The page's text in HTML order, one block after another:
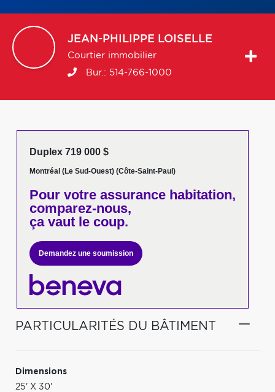
JEAN-PHILIPPE LOISELLE
Courtier immobilier
Bur.: 514-766-1000
Duplex 719 000 $
Montréal (Le Sud-Ouest) (Côte-Saint-Paul)
Pour votreassurance habitation,
comparez-nous,
ça vaut le coup.
Demandez une soumission
PARTICULARITÉS DU BÂTIMENT
Dimensions
25' X 30'